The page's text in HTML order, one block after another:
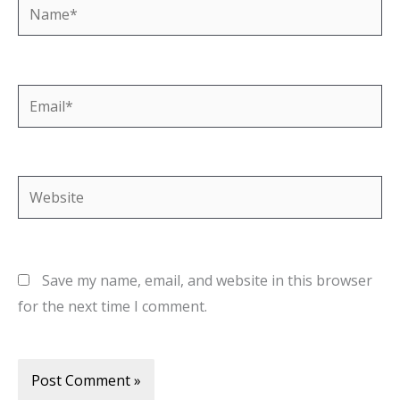
Name*
Email*
Website
Save my name, email, and website in this browser
for the next time I comment.